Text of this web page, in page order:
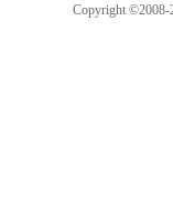
Copyright